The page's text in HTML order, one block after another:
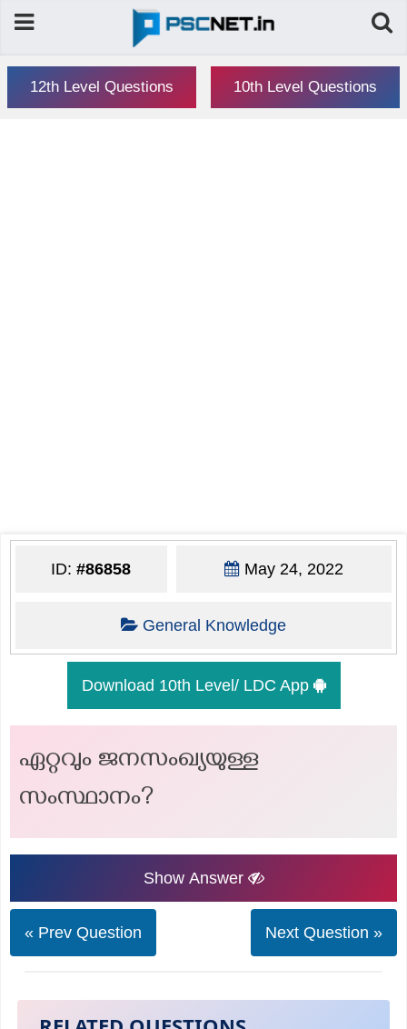
12th Level Questions 10th Level Questions
ID:#86858 May 24, 2022
General Knowledge
Download 10th Level/ LDC App
ഏറ്റവും ജനസംഖ്യയുള്ള
സംസ്ഥാനം?
Show Answer
« Prev Question Next Question »